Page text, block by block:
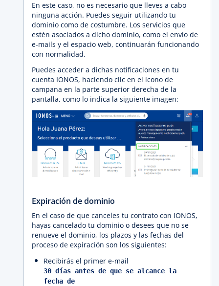
En este caso, no es necesario que lleves a cabo
ninguna acción. Puedes seguir utilizando tu
dominio como de costumbre. Los servicios que
estén asociados a dicho dominio, como el envío de
e-mails y el espacio web, continuarán funcionando
con normalidad.
Puedes acceder a dichas notificaciones en tu
cuenta IONOS, haciendo clic en el ícono de
campana en la parte superior derecha de la
pantalla, como lo indica la siguiente imagen:
Expiración de dominio
En el caso de que canceles tu contrato con IONOS,
hayas cancelado tu dominio o desees que no se
renueve el dominio, los plazos y las fechas del
proceso de expiración son los siguientes:
Recibirás el primer e-mail
30 días antes de que se alcance la
fecha de